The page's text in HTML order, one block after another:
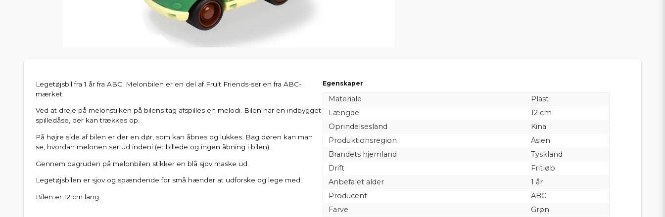
Legetøjsbil fra 1 år fra ABC. Melonbilen er en del af Fruit Friends-serien fra ABC-
mærket.
Ved at dreje på melonstilken på bilens tag afspilles en melodi. Bilen har en indbygget
spilledåse, der kan trækkes op.
På højre side af bilen er der en dør, som kan åbnes og lukkes. Bag døren kan man
se, hvordan melonen ser ud indeni (et billede og ingen åbning i bilen).
Gennem bagruden på melonbilen stikker en blå sjov maske ud.
Legetøjsbilen er sjov og spændende for små hænder at udforske og lege med.
Bilen er 12 cm lang.
Egenskaper
Materiale
Plast
Længde
12 cm
Oprindelsesland
Kina
Produktionsregion
Asien
Brandets hjemland
Tyskland
Drift
Fritløb
Anbefalet alder
1 år
Producent
ABC
Farve
Grøn